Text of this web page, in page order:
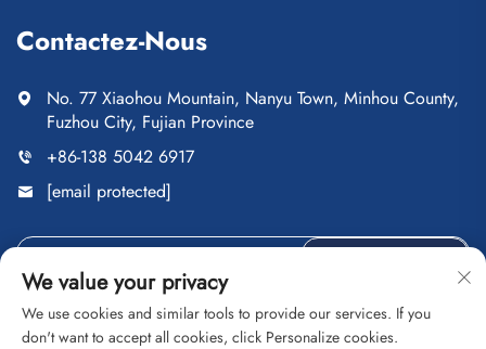
Contactez-Nous
No. 77 Xiaohou Mountain, Nanyu Town, Minhou County,
Fuzhou City, Fujian Province
+86-138 5042 6917
[email protected]
We value your privacy
We use cookies and similar tools to provide our services. If you
don't want to accept all cookies, click Personalize cookies.